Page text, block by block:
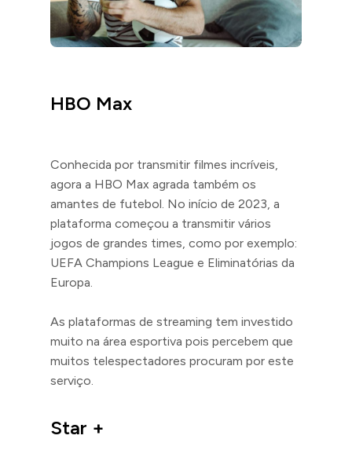
HBO Max
Conhecida por transmitir filmes incríveis,
agora a HBO Max agrada também os
amantes de futebol. No início de 2023, a
plataforma começou a transmitir vários
jogos de grandes times, como por exemplo:
UEFA Champions League e Eliminatórias da
Europa.
As plataformas de streaming tem investido
muito na área esportiva pois percebem que
muitos telespectadores procuram por este
serviço.
Star +